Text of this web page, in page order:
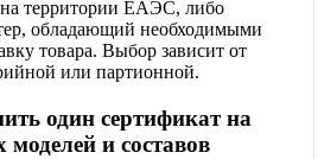
территории ЕАЭС, либо
обладающий необходимыми
товара. Выбор зависит от
или партионной.
один сертификат на
и составов